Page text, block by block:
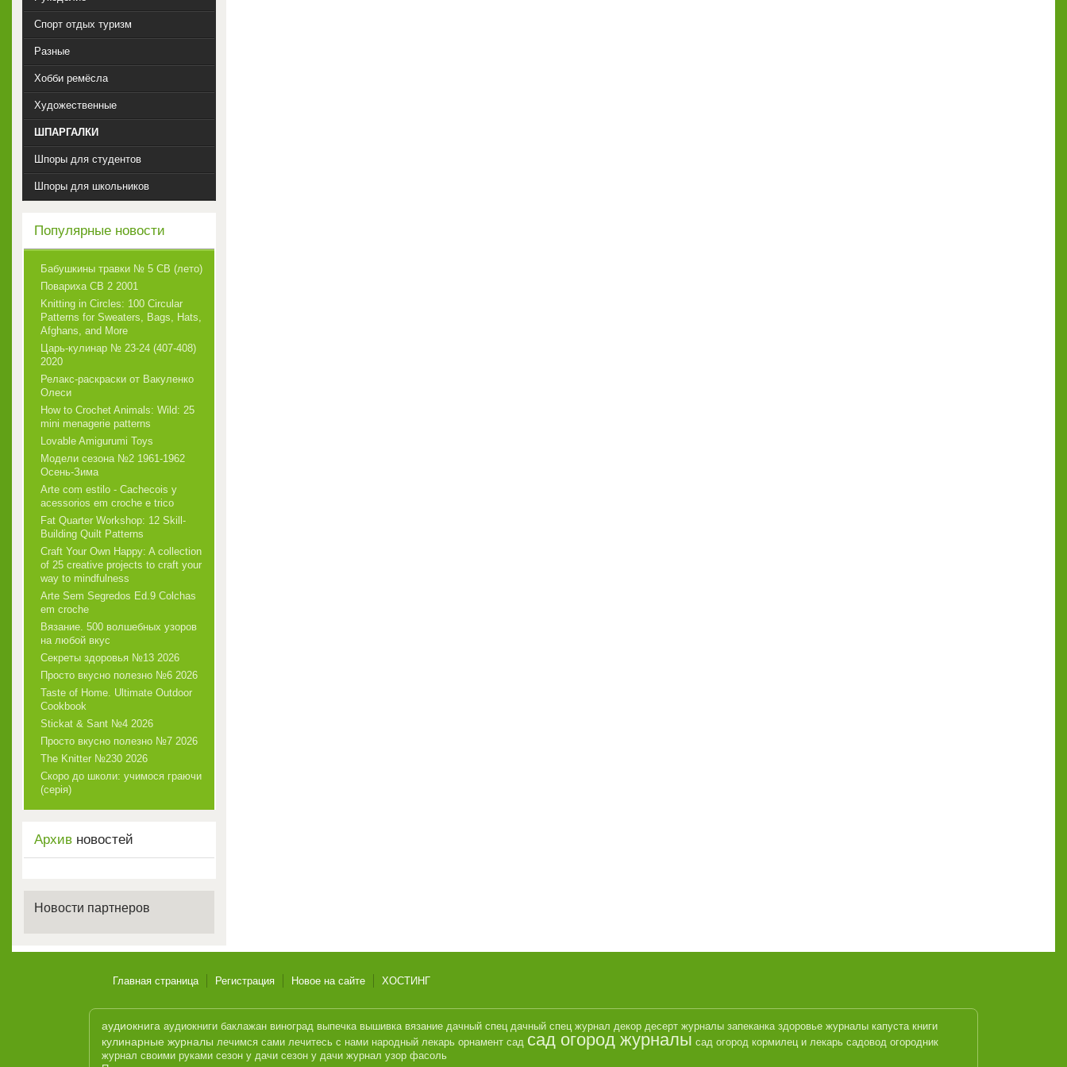
Спорт отдых туризм
Разные
Хобби ремёсла
Художественные
ШПАРГАЛКИ
Шпоры для студентов
Шпоры для школьников
Популярные новости
Бабушкины травки № 5 СВ (лето)
Повариха СВ 2 2001
Knitting in Circles: 100 Circular
Patterns for Sweaters, Bags, Hats,
Afghans, and More
Царь-кулинар № 23-24 (407-408)
2020
Релакс-раскраски от Вакуленко
Олеси
How to Crochet Animals: Wild: 25
mini menagerie patterns
Lovable Amigurumi Toys
Модели сезона №2 1961-1962
Осень-Зима
Arte com estilo - Cachecois у
acessorios em croche e trico
Fat Quarter Workshop: 12 Skill-
Building Quilt Patterns
Craft Your Own Happy: A collection
of 25 creative projects to craft your
way to mindfulness
Arte Sem Segredos Ed.9 Colchas
em croche
Вязание. 500 волшебных узоров
на любой вкус
Секреты здоровья №13 2026
Просто вкусно полезно №6 2026
Taste of Home. Ultimate Outdoor
Cookbook
Stickat & Sant №4 2026
Просто вкусно полезно №7 2026
The Knitter №230 2026
Скоро до школи: учимося граючи
(серія)
Архив новостей
Новости партнеров
Главная страница Регистрация Новое на сайте ХОСТИНГ
аудиокнига аудиокниги баклажан виноград выпечка вышивка вязание дачный спец дачный спец журнал декор десерт журналы запеканка здоровье журналы капуста книги
кулинарные журналы лечимся сами лечитесь с нами народный лекарь орнамент сад сад огород журналы сад огород кормилец и лекарь садовод огородник
журнал своими руками сезон у дачи сезон у дачи журнал узор фасоль